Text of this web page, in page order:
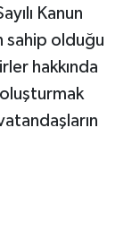
Kanun
sahip olduğu
hakkında